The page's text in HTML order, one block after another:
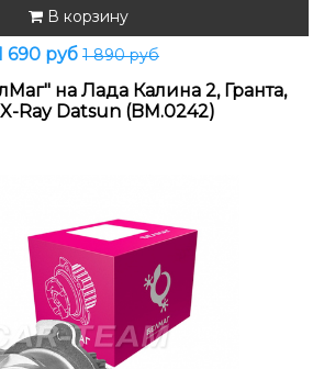
В корзину
690 руб 1 890 руб
на Лада Калина 2, Гранта,
X-Ray Datsun (BM.0242)